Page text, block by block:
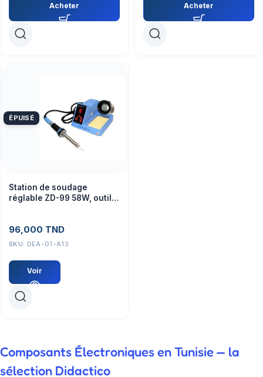
Acheter Acheter
ÉPUISÉ
Station de soudage
réglable ZD-99 58W, outil
96,000 TND
SKU: DEA-01-A13
Voir
Composants Électroniques en Tunisie — la
sélection Didactico